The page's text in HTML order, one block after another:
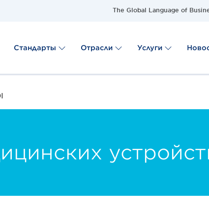
The Global Language of
Стандарты Отрасли Услуги